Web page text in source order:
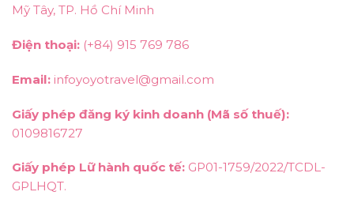
Mỹ Tây, TP. Hồ Chí Minh
Điện thoại: (+84) 915 769 786
Email: infoyoyotravel@gmail.com
Giấy phép đăng ký kinh doanh (Mã số thuế):
0109816727
Giấy phép Lữ hành quốc tế: GP01-1759/2022/TCDL-
GPLHQT.